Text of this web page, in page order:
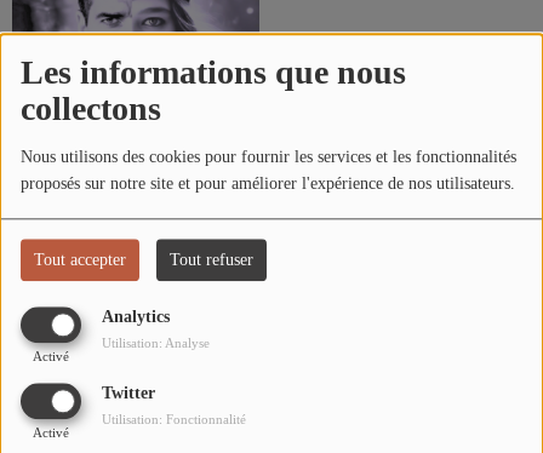
Les informations que nous
collectons
Nous utilisons des cookies pour fournir les services et les fonctionnalités
proposés sur notre site et pour améliorer l'expérience de nos utilisateurs.
Tout accepter Tout refuser
Analytics
Activé
Utilisation: Analyse
Twitter
Activé
Utilisation: Fonctionnalité
L'ÉNERGIE DES 9 ÉTOILES
MIXTAPE ADDICT RADIO SHOW
"SI ON CHANTAIT", L'ÉMISSION
SONS 2 DARONS
La Radio
EQUIPE
PODCASTS
INTERVIEW
Avoriaz